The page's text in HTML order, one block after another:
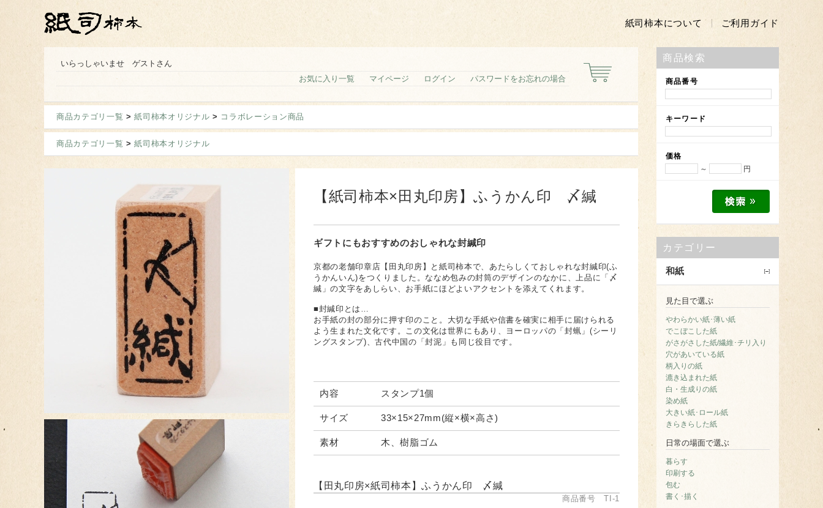
ご利用ガイド
紙司柿本について
いらっしゃいませ ゲストさん
お気に入り一覧
マイページ ログイン パスワードをお忘れの場合
商品カテゴリ一覧 >紙司柿本オリジナル > コラボレーション商品
商品カテゴリ一覧 >紙司柿本オリジナル
【紙司柿本×田丸印房】ふうかん印 〆緘
ギフトにもおすすめのおしゃれな封緘印
京都の老舗印章店【田丸印房】と紙司柿本で、あたらしくておしゃれな封緘印(ふ
うかんいん)をつくりました。ななめ包みの封筒のデザインのなかに、上品に「〆
緘」の文字をあしらい、お手紙にほどよいアクセントを添えてくれます。
■封緘印とは…
お手紙の封の部分に押す印のこと。大切な手紙や信書を確実に相手に届けられる
よう生まれた文化です。この文化は世界にもあり、ヨーロッパの「封蝋」(シーリ
ングスタンプ)、古代中国の「封泥」も同じ役目です。
内容 スタンプ1個
サイズ 33×15×27mm(縦×横×高さ)
素材 木、樹脂ゴム
【田丸印房×紙司柿本】ふうかん印 〆緘
商品番号 TI-1
商品検索
商品番号
キーワード
価格
～
円
カテゴリー
和紙
見た目で選ぶ
やわらかい紙･薄い紙
でこぼこした紙
がさがさした紙/繊維･チリ入り
穴があいている紙
柄入りの紙
漉き込まれた紙
白・生成りの紙
染め紙
大きい紙･ロール紙
きらきらした紙
日常の場面で選ぶ
暮らす
印刷する
包む
書く･描く